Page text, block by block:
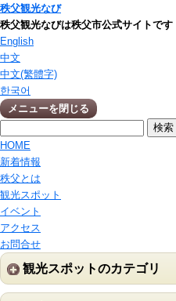
秩父観光なび
秩父観光なびは秩父市公式サイトです
English
中文
中文(繁體字)
한국어
メニューを閉じる
HOME
新着情報
秩父とは
観光スポット
イベント
アクセス
お問合せ
観光スポットのカテゴリ